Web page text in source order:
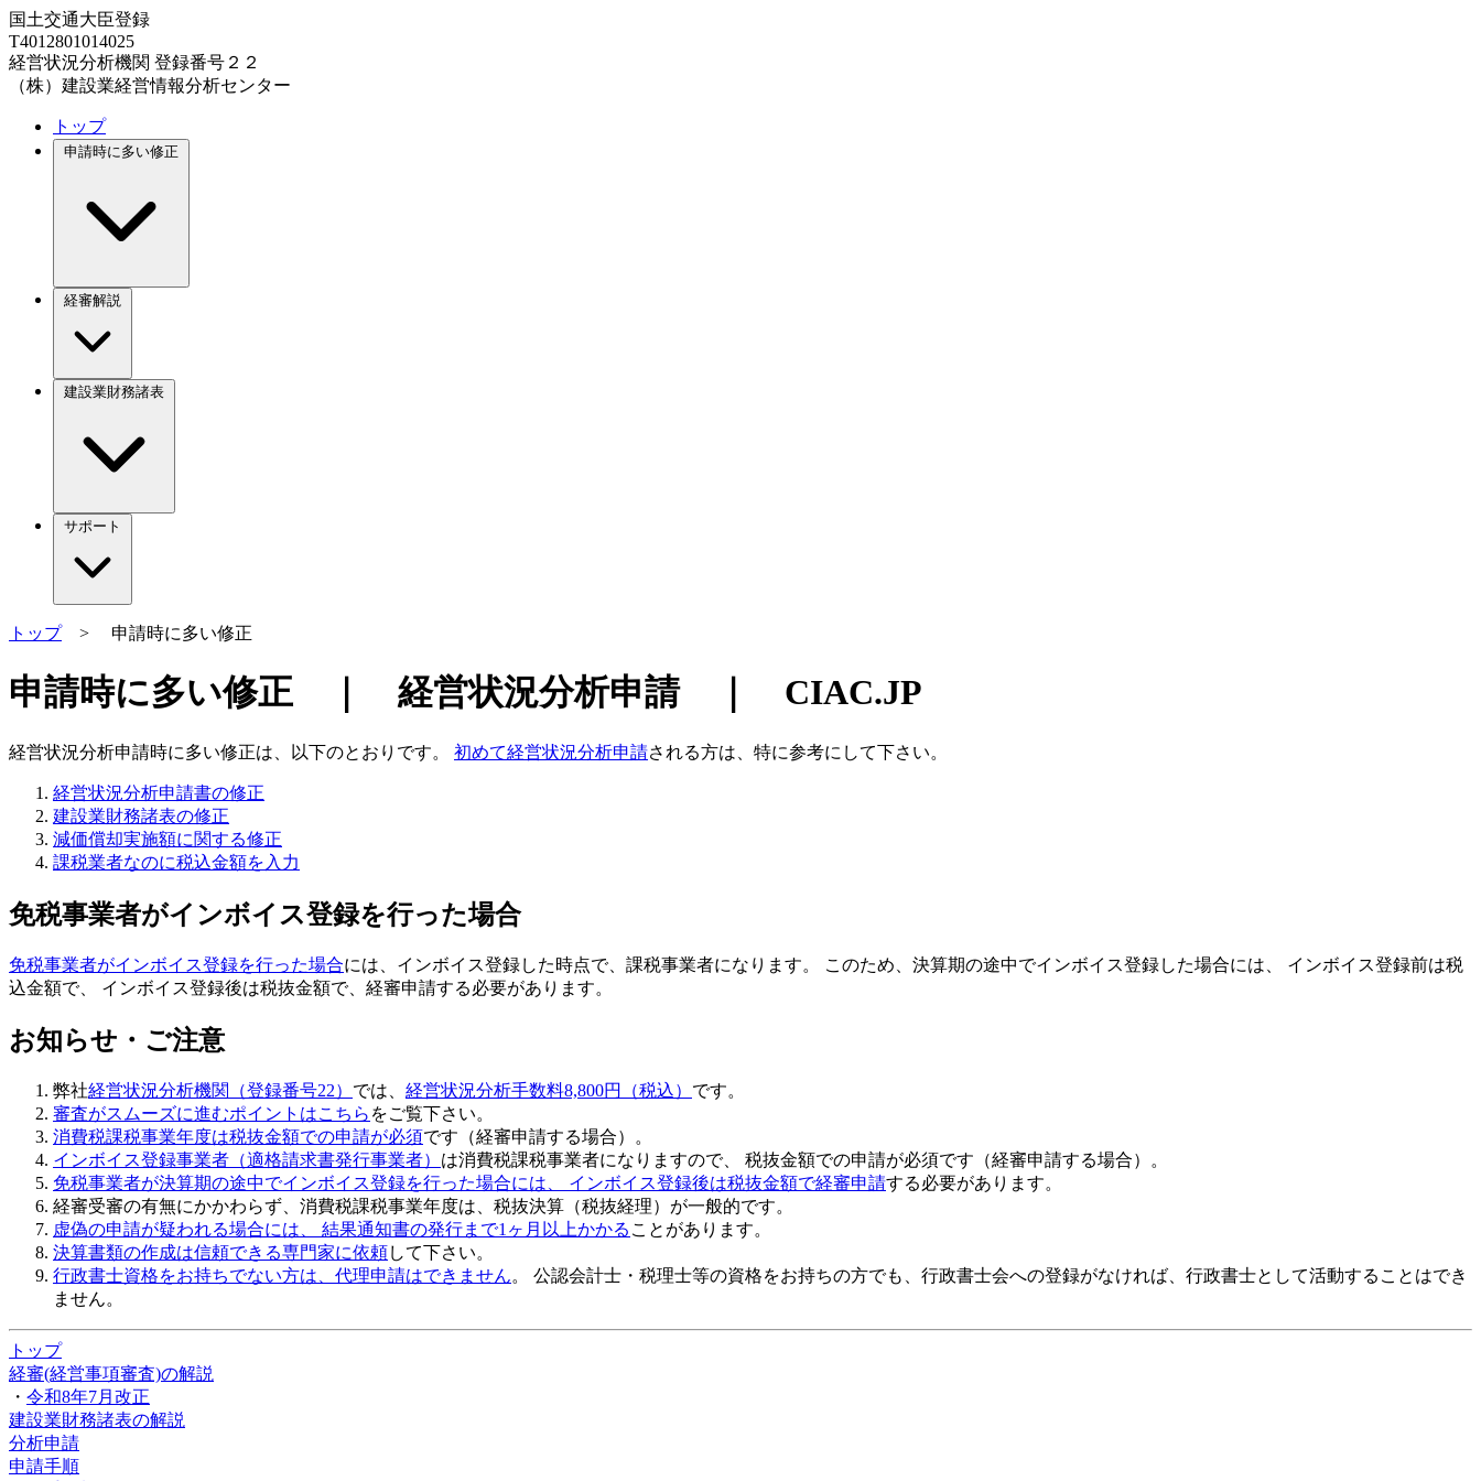
国土交通大臣登録
T4012801014025
経営状況分析機関 登録番号２２
（株）建設業経営情報分析センター
トップ
申請時に多い修正
経審解説
建設業財務諸表
サポート
トップ> 申請時に多い修正
申請時に多い修正 ｜ 経営状況分析申請 ｜ CIAC.JP
経営状況分析申請時に多い修正は、以下のとおりです。 初めて経営状況分析申請される方は、特に参考にして下さい。
経営状況分析申請書の修正
建設業財務諸表の修正
減価償却実施額に関する修正
課税業者なのに税込金額を入力
免税事業者がインボイス登録を行った場合
免税事業者がインボイス登録を行った場合には、インボイス登録した時点で、課税事業者になります。 このため、 決算期の途中でインボイス登録した場合には、 インボイス登録前は税
込金額で、 インボイス登録後は税抜金額で、経審申請する必要があります。
お知らせ・ご注意
弊社経営状況分析機関（登録番号22） では、 経営状況分析手数料8,800円（税込） です。
審査がスムーズに進むポイントはこちら をご覧下さい。
消費税課税事業年度は税抜金額での申請が必須です（経審申請する場合）。
インボイス登録事業者（適格請求書発行事業者） は消費税課税事業者になりますので、 税抜金額での申請が必須です（経審申請する場合）。
免税事業者が決算期の途中でインボイス登録を行った場合には、 インボイス登録後は税抜金額で経審申請する必要があります。
経審受審の有無にかかわらず、 消費税課税事業年度は、税抜決算（税抜経理）が一般的です。
虚偽の申請が疑われる場合には、 結果通知書の発行まで1ヶ月以上かかる ことがあります。
決算書類の作成は信頼できる専門家に依頼して下さい。
行政書士資格をお持ちでない方は、代理申請はできません。 公認会計士・税理士等の資格をお持ちの方でも、行政書士会への登録がなければ、行政書士として活動することはでき
ません。
トップ
経審(経営事項審査)の解説
・ 令和8年7月改正
建設業財務諸表の解説
分析申請
申請手順